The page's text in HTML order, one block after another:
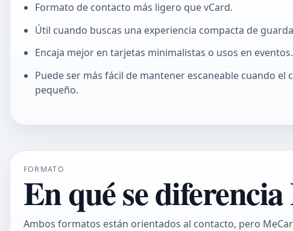
Formato de contacto más ligero que vCard.
Útil cuando buscas una experiencia compacta de
Encaja mejor en tarjetas minimalistas o usos en eventos.
Puede ser más fácil de mantener escaneable cuando el
pequeño.
FORMATO
En qué se
Ambos formatos están orientados al contacto, pero